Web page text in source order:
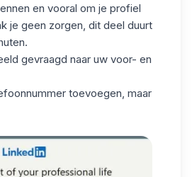
en vooral om je profiel
je geen zorgen, dit deel duurt
gevraagd naar uw voor- en
toevoegen, maar